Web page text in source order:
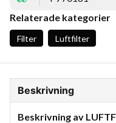
Relaterade kategorier
Filter Luftfilter
Beskrivning
Beskrivning av